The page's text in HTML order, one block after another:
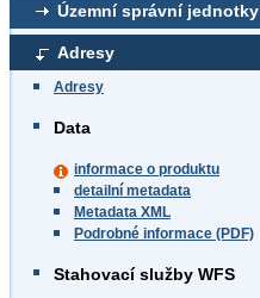
Územní správní jednotky
Adresy
Adresy
Data
informace o produktu
detailní metadata
Metadata XML
Podrobné informace (PDF)
Stahovací služby WFS